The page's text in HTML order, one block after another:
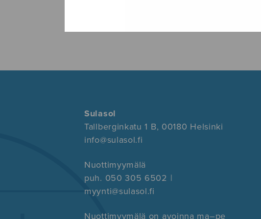
Sulasol
Tallberginkatu 1 B, 00180 Helsinki
info@sulasol.fi
Nuottimyymälä
puh. 050 305 6502 |
myynti@sulasol.fi
Nuottimyymälä on avoinna ma–pe